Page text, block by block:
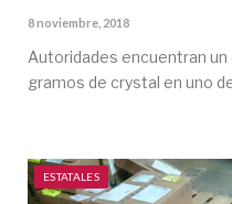
8 noviembre, 2018
Autoridades encuentran
gramos de crystal en uno
ESTATALES